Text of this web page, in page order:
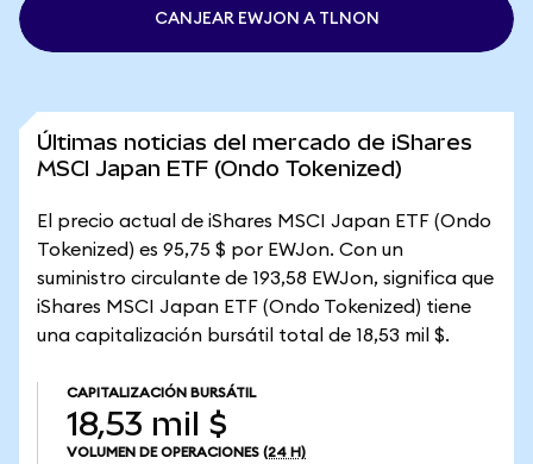
CANJEAR EWJON A TLNON
Últimas noticias del mercado de iShares
MSCI Japan ETF (Ondo Tokenized)
El precio actual de iShares MSCI Japan ETF (Ondo
Tokenized) es 95,75 $ por EWJon. Con un
suministro circulante de 193,58 EWJon, significa que
iShares MSCI Japan ETF (Ondo Tokenized) tiene
una capitalización bursátil total de 18,53 mil $.
CAPITALIZACIÓN BURSÁTIL
18,53 mil $
VOLUMEN DE OPERACIONES (24 H)